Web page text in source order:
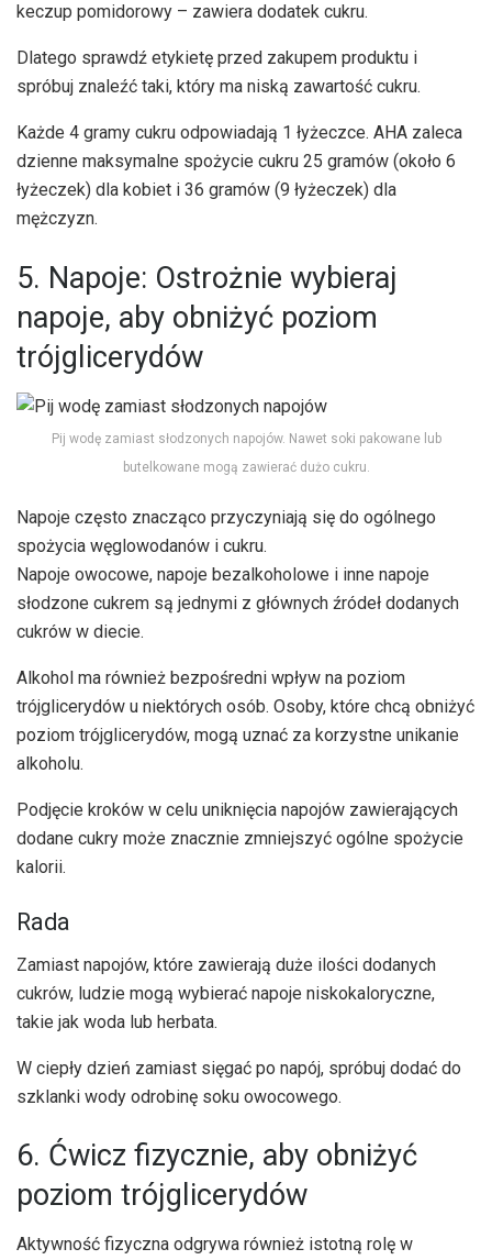
keczup pomidorowy – zawiera dodatek cukru.
Dlatego sprawdź etykietę przed zakupem produktu i
spróbuj znaleźć taki, który ma niską zawartość cukru.
Każde 4 gramy cukru odpowiadają 1 łyżeczce. AHA zaleca
dzienne maksymalne spożycie cukru 25 gramów (około 6
łyżeczek) dla kobiet i 36 gramów (9 łyżeczek) dla
mężczyzn.
5. Napoje: Ostrożnie wybieraj
napoje, aby obniżyć poziom
trójglicerydów
Pij wodę zamiast słodzonych napojów. Nawet soki pakowane lub
butelkowane mogą zawierać dużo cukru.
Napoje często znacząco przyczyniają się do ogólnego
spożycia węglowodanów i cukru.
Napoje owocowe, napoje bezalkoholowe i inne napoje
słodzone cukrem są jednymi z głównych źródeł dodanych
cukrów w diecie.
Alkohol ma również bezpośredni wpływ na poziom
trójglicerydów u niektórych osób. Osoby, które chcą obniżyć
poziom trójglicerydów, mogą uznać za korzystne unikanie
alkoholu.
Podjęcie kroków w celu uniknięcia napojów zawierających
dodane cukry może znacznie zmniejszyć ogólne spożycie
kalorii.
Rada
Zamiast napojów, które zawierają duże ilości dodanych
cukrów, ludzie mogą wybierać napoje niskokaloryczne,
takie jak woda lub herbata.
W ciepły dzień zamiast sięgać po napój, spróbuj dodać do
szklanki wody odrobinę soku owocowego.
6. Ćwicz fizycznie, aby obniżyć
poziom trójglicerydów
Aktywność fizyczna odgrywa również istotną rolę w